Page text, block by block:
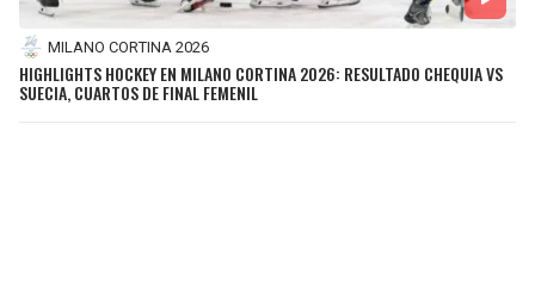
MILANO CORTINA 2026
HIGHLIGHTS HOCKEY EN MILANO CORTINA 2026: RESULTADO CHEQUIA VS
SUECIA, CUARTOS DE FINAL FEMENIL